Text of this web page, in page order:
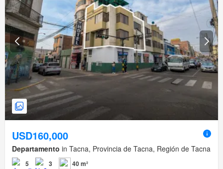
USD160,000
Departamento in Tacna, Provincia de Tacna, Región de Tacna
5 3 40 m²